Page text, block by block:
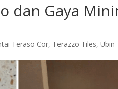
dan Gaya
Teraso Cor, Terazzo Tiles,Ubin